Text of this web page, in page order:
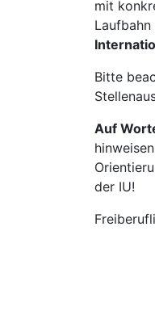
mit
Bitte
Auf
der IU!